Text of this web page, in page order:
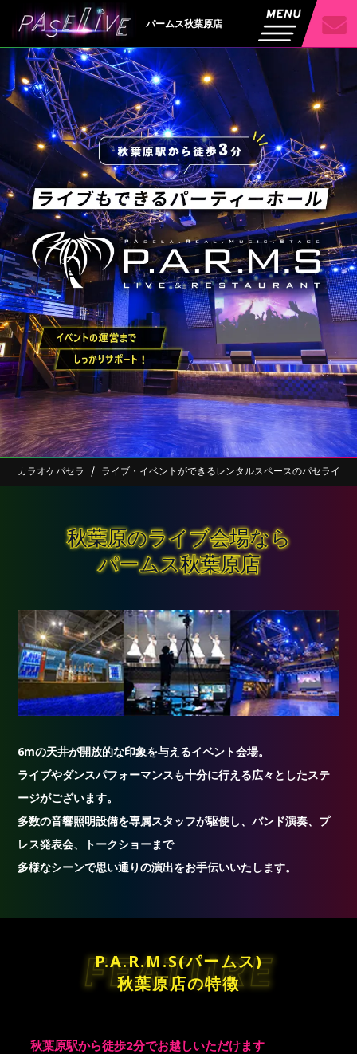
パームス秋葉原店
カラオケパセラ ライブ・イベントができるレンタルスペースのパセライブ
秋葉原のライブ会場なら
パームス秋葉原店
6mの天井が開放的な印象を与えるイベント会場。
ライブやダンスパフォーマンスも十分に行える広々としたステ
ージがございます。
多数の音響照明設備を専属スタッフが駆使し、バンド演奏、プ
レス発表会、トークショーまで
多様なシーンで思い通りの演出をお手伝いいたします。
P.A.R.M.S(パームス)
秋葉原店の特徴
秋葉原駅から徒歩2分でお越しいただけます